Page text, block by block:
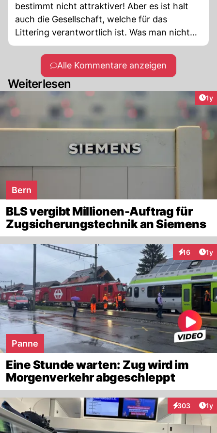
bestimmt nicht attraktiver! Aber es ist halt
auch die Gesellschaft, welche für das
Littering verantwortlich ist. Was man nicht
gelernt hat, fehlt halt vielen Leuten heute.
Alle Kommentare anzeigen
Weiterlesen
1y
Bern
BLS vergibt Millionen-Auftrag für
Zugsicherungstechnik an Siemens
16 1y
Panne
Eine Stunde warten: Zug wird im
Morgenverkehr abgeschleppt
303
Interaktionen
1y